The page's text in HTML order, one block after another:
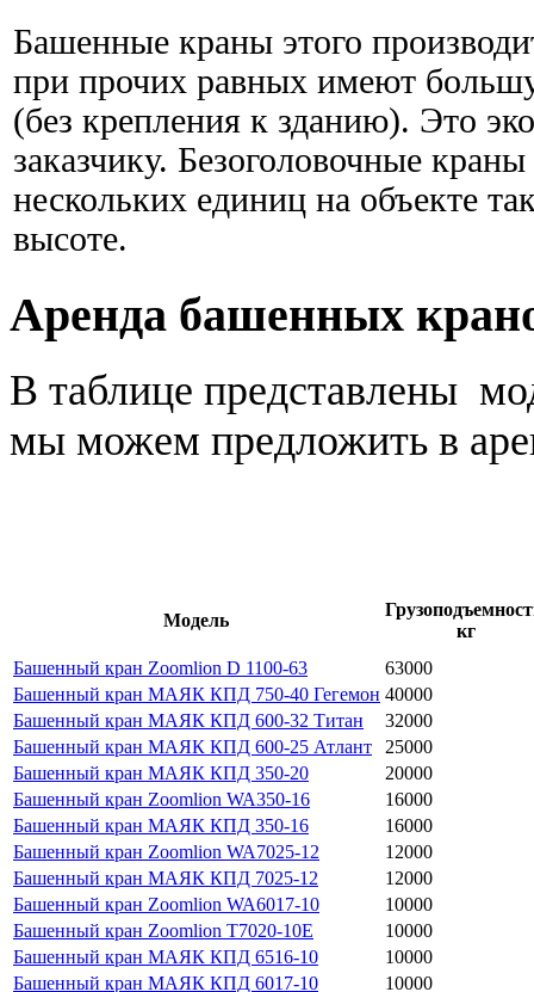
Башенные краны этого
при прочих равных имеют
(без крепления к зданию). Это
заказчику. Безоголовочные
нескольких единиц на объекте
высоте.
Аренда башенных
В таблице представлены
мы можем предложить в
Модель
кг
Башенный кран Zoomlion D 1100-63
63000
Башенный кран МАЯК КПД 750-40 Гегемон 40000
Башенный кран МАЯК КПД 600-32 Титан
32000
Башенный кран МАЯК КПД 600-25 Атлант
25000
Башенный кран МАЯК КПД 350-20
20000
Башенный кран Zoomlion WA350-16
16000
Башенный кран МАЯК КПД 350-16
16000
Башенный кран Zoomlion WA7025-12
12000
Башенный кран МАЯК КПД 7025-12
12000
Башенный кран Zoomlion WA6017-10
10000
Башенный кран Zoomlion T7020-10E
10000
Башенный кран МАЯК КПД 6516-10
10000
Башенный кран МАЯК КПД 6017-10
10000